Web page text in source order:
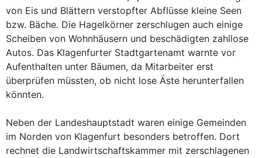
von Eis und Blättern verstopfter Abflüsse kleine Seen
bzw. Bäche. Die Hagelkörner zerschlugen auch einige
Scheiben von Wohnhäusern und beschädigten zahllose
Autos. Das Klagenfurter Stadtgartenamt warnte vor
Aufenthalten unter Bäumen, da Mitarbeiter erst
überprüfen müssten, ob nicht lose Äste herunterfallen
könnten.
Neben der Landeshauptstadt waren einige Gemeinden
im Norden von Klagenfurt besonders betroffen. Dort
rechnet die Landwirtschaftskammer mit zerschlagenen